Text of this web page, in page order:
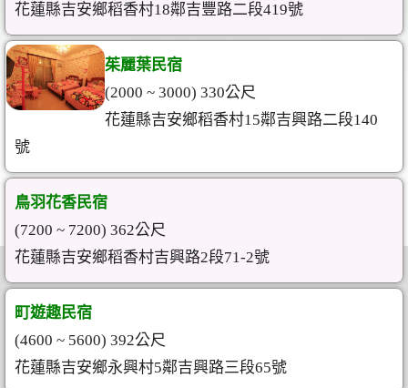
花蓮縣吉安鄉稻香村18鄰吉豐路二段419號
茱麗葉民宿
(2000 ~ 3000) 330公尺
花蓮縣吉安鄉稻香村15鄰吉興路二段140
號
鳥羽花香民宿
(7200 ~ 7200) 362公尺
花蓮縣吉安鄉稻香村吉興路2段71-2號
町遊趣民宿
(4600 ~ 5600) 392公尺
花蓮縣吉安鄉永興村5鄰吉興路三段65號